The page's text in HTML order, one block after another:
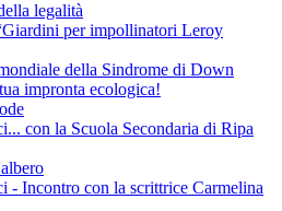
legalità
per impollinatori Leroy
della Sindrome di Down
impronta ecologica!
con la Scuola Secondaria di Ripa
- Incontro con la scrittrice Carmelina